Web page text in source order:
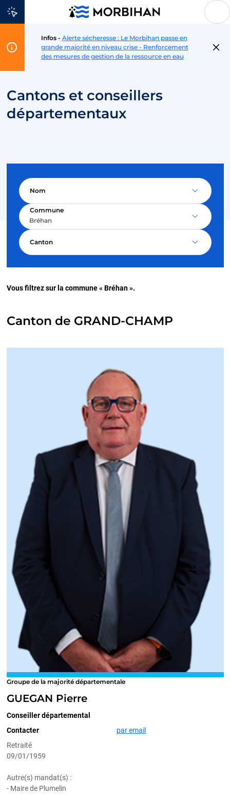
Aller au contenu
FlashInfos - Alerte sécheresse : Le Morbihan passe en
grande majorité en niveau crise - Renforcement
des mesures de gestion de la ressource en eau
Cantons et conseillers
départementaux
Nom
Commune
Bréhan
Canton
Vous filtrez sur la commune « Bréhan ».
Canton de GRAND-CHAMP
Groupe de la majorité départementale
GUEGAN Pierre
Conseiller départemental
Contacter
par email
Retraité
09/01/1959
Autre(s) mandat(s) :
- Maire de Plumelin